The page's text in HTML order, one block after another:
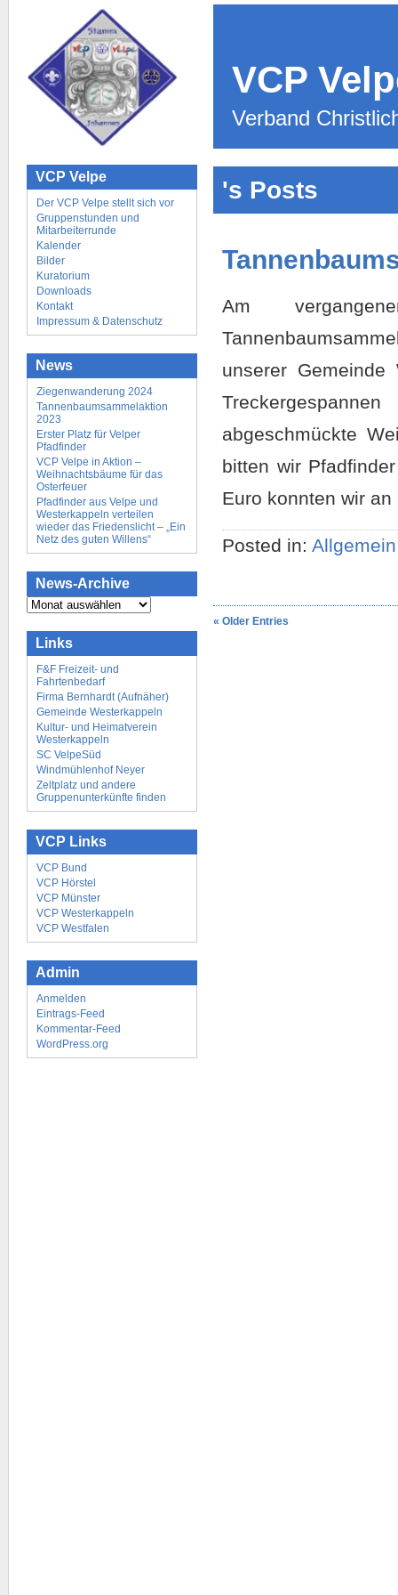
VCP
Verband
's Posts
Am
unserer
abgeschmückte
bitten wir
Euro konnten wir
Posted in: Allgemein
« Older Entries
VCP Velpe
Der VCP Velpe stellt sich vor
Gruppenstunden und
Mitarbeiterrunde
Kalender
Bilder
Kuratorium
Downloads
Kontakt
Impressum & Datenschutz
News
Ziegenwanderung 2024
Tannenbaumsammelaktion
2023
Erster Platz für Velper
Pfadfinder
VCP Velpe in Aktion –
Weihnachtsbäume für das
Osterfeuer
Pfadfinder aus Velpe und
Westerkappeln verteilen
wieder das Friedenslicht – „Ein
Netz des guten Willens“
News-Archive
News-
Archive
Links
F&F Freizeit- und
Fahrtenbedarf
Firma Bernhardt (Aufnäher)
Gemeinde Westerkappeln
Kultur- und Heimatverein
Westerkappeln
SC VelpeSüd
Windmühlenhof Neyer
Zeltplatz und andere
Gruppenunterkünfte finden
VCP Links
VCP Bund
VCP Hörstel
VCP Münster
VCP Westerkappeln
VCP Westfalen
Admin
Anmelden
Eintrags-Feed
Kommentar-Feed
WordPress.org